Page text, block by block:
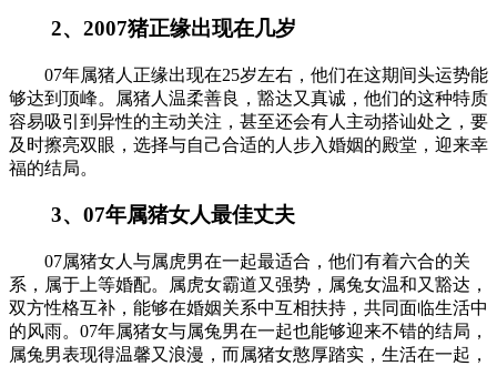
2、2007猪正缘出现在几岁
07年属猪人正缘出现在25岁左右，他们在这期间头运势能
够达到顶峰。属猪人温柔善良，豁达又真诚，他们的这种特质
容易吸引到异性的主动关注，甚至还会有人主动搭讪处之，要
及时擦亮双眼，选择与自己合适的人步入婚姻的殿堂，迎来幸
福的结局。
3、07年属猪女人最佳丈夫
07属猪女人与属虎男在一起最适合，他们有着六合的关
系，属于上等婚配。属虎女霸道又强势，属兔女温和又豁达，
双方性格互补，能够在婚姻关系中互相扶持，共同面临生活中
的风雨。07年属猪女与属兔男在一起也能够迎来不错的结局，
属兔男表现得温馨又浪漫，而属猪女憨厚踏实，生活在一起，